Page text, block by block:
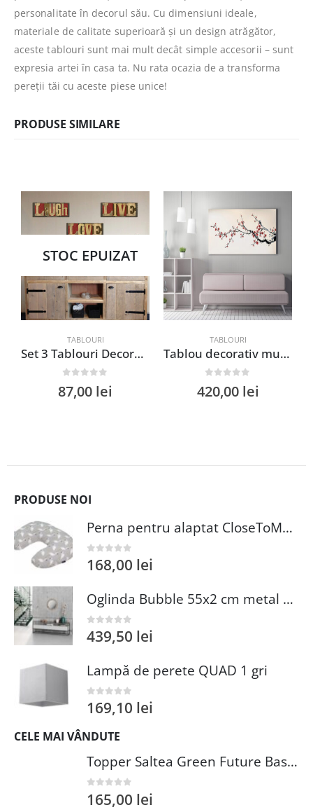
personalitate în decorul său. Cu dimensiuni ideale,
materiale de calitate superioară și un design atrăgător,
aceste tablouri sunt mai mult decât simple accesorii – sunt
expresia artei în casa ta. Nu rata ocazia de a transforma
pereții tăi cu aceste piese unice!
PRODUSE SIMILARE
STOC EPUIZAT
TABLOURI
Set 3 Tablouri Decorative Multicolor MDF Lemn 15×40 cm cu Cadru Grosime 3,5 cm
87,00 lei
TABLOURI
Tablou decorativ multicolor WY108 70×100 cm 50% bumbac 50% poliester cadru lemn
420,00 lei
PRODUSE NOI
Perna pentru alaptat CloseToMe Flamingo Grey 158 cm ergonomica husa detasabila lavabila
0 out of 5
168,00 lei
Oglinda Bubble 55x2 cm metal auriu pentru decoratiuni interioare
0out of 5
439,50 lei
Lampă de perete QUAD 1 gri
0 out of 5
169,10 lei
CELE MAI VÂNDUTE
Topper Saltea Green Future Basic Confort 80x190 cm Spuma Poliuretanica Elastica Husa PES 100%
0 out of 5
165,00 lei